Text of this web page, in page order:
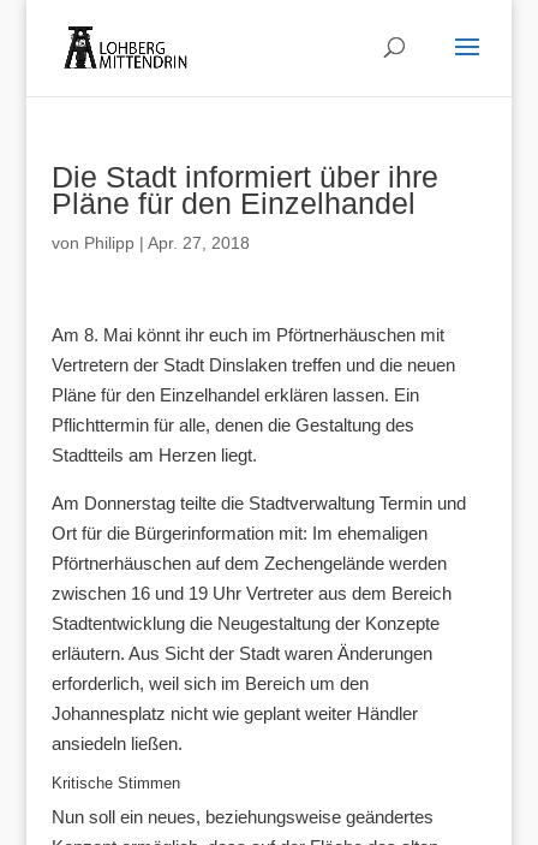
Die Stadt informiert über ihre
Pläne für den Einzelhandel
von Philipp| Apr. 27, 2018
Am 8. Mai könnt ihr euch im Pförtnerhäuschen mit
Vertretern der Stadt Dinslaken treffen und die neuen
Pläne für den Einzelhandel erklären lassen. Ein
Pflichttermin für alle, denen die Gestaltung des
Stadtteils am Herzen liegt.
Am Donnerstag teilte die Stadtverwaltung Termin und
Ort für die Bürgerinformation mit: Im ehemaligen
Pförtnerhäuschen auf dem Zechengelände werden
zwischen 16 und 19 Uhr Vertreter aus dem Bereich
Stadtentwicklung die Neugestaltung der Konzepte
erläutern. Aus Sicht der Stadt waren Änderungen
erforderlich, weil sich im Bereich um den
Johannesplatz nicht wie geplant weiter Händler
ansiedeln ließen.
Kritische Stimmen
Nun soll ein neues, beziehungsweise geändertes